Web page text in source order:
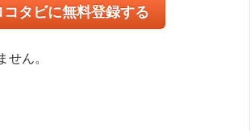
コタビに無料登録する
ん。